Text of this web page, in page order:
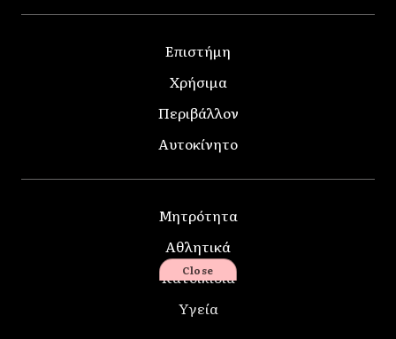
Επιστήμη
Χρήσιμα
Περιβάλλον
Αυτοκίνητο
Μητρότητα
Αθλητικά
Κατοικίδια
Υγεία
Close